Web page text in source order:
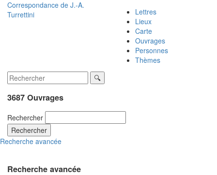
Correspondance de J.-A.
Turrettini
Lettres
Lieux
Carte
Ouvrages
Personnes
Thèmes
3687 Ouvrages
Rechercher
Rechercher
Recherche avancée
Recherche avancée